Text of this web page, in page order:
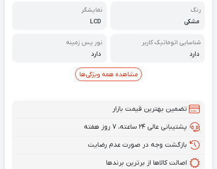
رنگ
مشکی
نمایشگر
LCD
شناسایی اتوماتیک کاربر
دارد
نور پس زمینه
دارد
مشاهده همه ویژگی‌ها
تضمین بهترین قیمت بازار
پشتیبانی عالی ۲۴ ساعته، ۷ روز هفته
بازگشت وجه در صورت عدم رضایت
اصالت کالاها از برترین برندها